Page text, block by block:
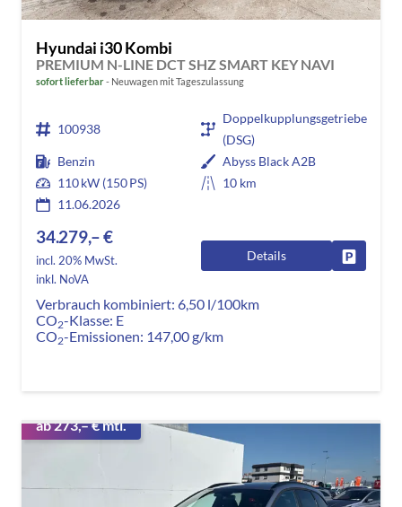
Hyundai i30 Kombi
PREMIUM N-LINE DCT SHZ SMART KEY NAVI
sofort lieferbar Neuwagen mit Tageszulassung
100938
Doppelkupplungsgetriebe
(DSG)
Benzin
Abyss Black A2B
110 kW (150 PS)
10 km
11.06.2026
34.279,– €
incl. 20% MwSt.
inkl. NoVA
Details
Verbrauch kombiniert: 6,50 l/100km
CO2-Klasse: E
CO2-Emissionen: 147,00 g/km
ab 273,– € mtl.